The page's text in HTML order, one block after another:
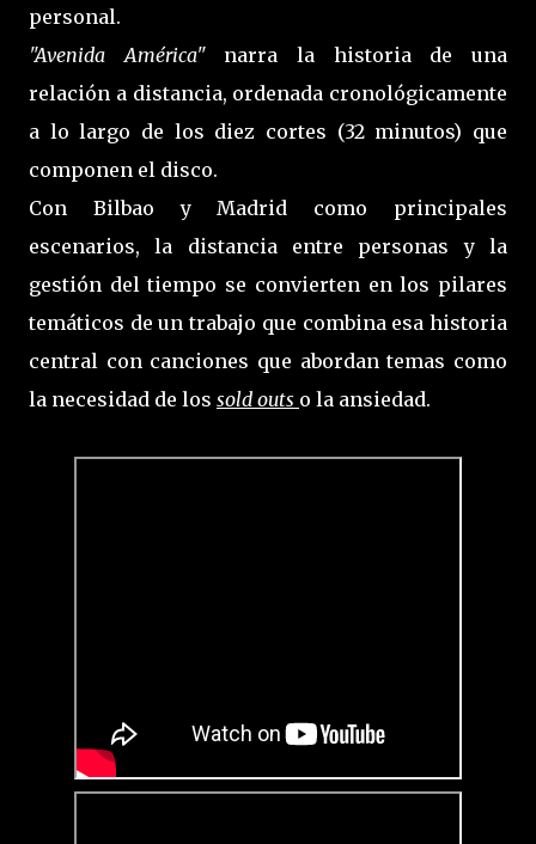
personal.
"Avenida América" narra la historia de una
relación a distancia, ordenada cronológicamente
a lo largo de los diez cortes (32 minutos) que
componen el disco.
Con Bilbao y Madrid como principales
escenarios, la distancia entre personas y la
gestión del tiempo se convierten en los pilares
temáticos de un trabajo que combina esa historia
central con canciones que abordan temas como
la necesidad de los sold outs o la ansiedad.